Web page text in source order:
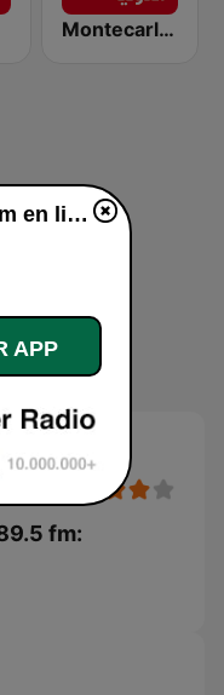
Montecarlo al doualiya (مونت كارلو الدولية)
fm:
Crock Radio 89.5 fm en ligne
APP